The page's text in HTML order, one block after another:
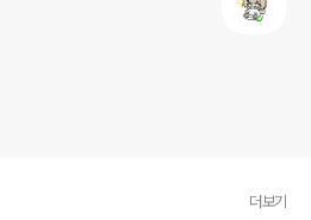
더보기